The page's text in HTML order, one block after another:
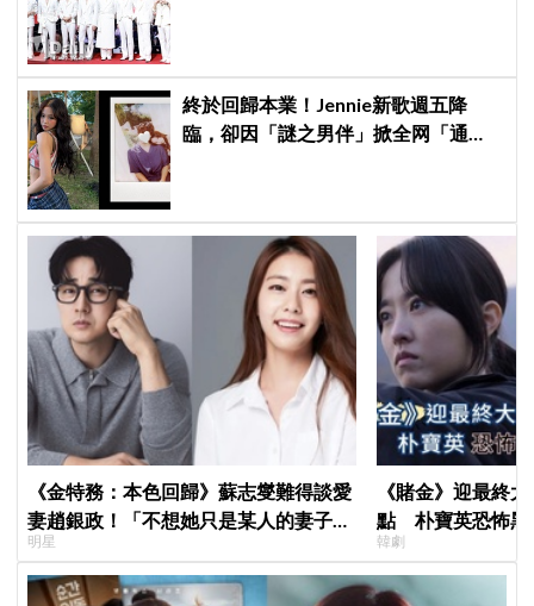
終於回歸本業！Jennie新歌週五降
臨，卻因「謎之男伴」掀全网「通
《金特務：本色回歸》蘇志燮難得談愛
妻趙銀政！「不想她只是某人的妻子」
一句話展現滿滿尊重與愛
明星
《賭金》迎最終
點 朴寶英恐怖黑
韓劇